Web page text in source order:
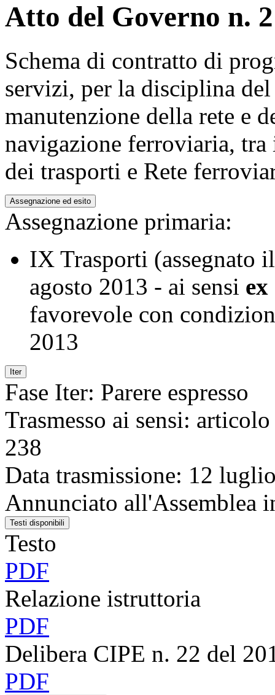
Atto del Governo n.
Schema di contratto di
servizi, per la disciplina
manutenzione della rete e
navigazione ferroviaria,
dei trasporti e Rete
Assegnazione ed esito
Assegnazione primaria:
IX Trasporti (assegnato
agosto 2013 - ai sensi
favorevole con
2013
Iter
Fase Iter: Parere espresso
Trasmesso ai sensi:
238
Data trasmissione: 12
Annunciato all'Assemblea
Testi disponibili
Testo
PDF
Relazione istruttoria
PDF
Delibera CIPE n. 22 del
PDF